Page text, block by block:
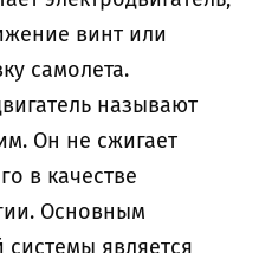
винт или
самолета.
называют
Он не сжигает
в качестве
Основным
является